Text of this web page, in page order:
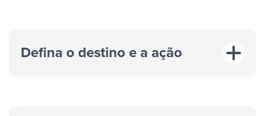
Defina o destino e a ação